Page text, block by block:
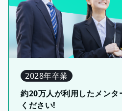
2028年卒業
約20万人が利用したメンタ
ください!